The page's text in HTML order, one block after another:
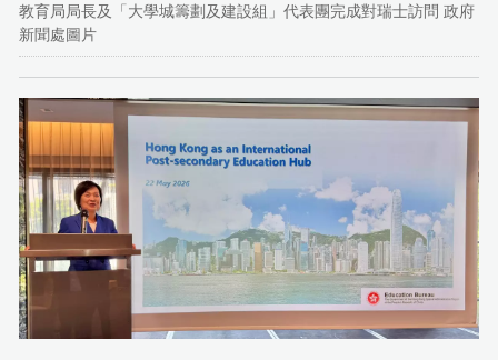
教育局局長及「大學城籌劃及建設組」代表團完成對瑞士訪問 政府
新聞處圖片